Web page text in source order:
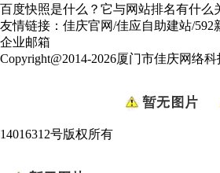
百度快照是什么？它与网站排名有什么
友情链接： 佳庆官网/佳应自助建站/592
企业邮箱
Copyright@2014-2026厦门市佳庆网络
14016312号版权所有